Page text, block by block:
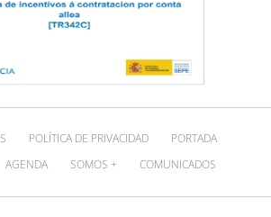
POLÍTICA DE PRIVACIDAD
PORTADA
AGENDA SOMOS + COMUNICADOS